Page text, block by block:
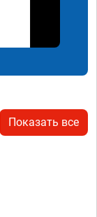
Показать все